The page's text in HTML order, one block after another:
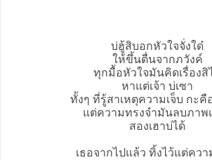
บ่ฮู้สิบอกหัวใจจั่งใด๋
ให้ขึ้นตื่นจากภวังค์
ทุกมื้อหัวใจมันคิดเรื่องสิ
หาแต่เจ้า บ่เซา
ทั้งๆ ที่รู้สาเหตุความเจ็บ กะคื
แต่ความทรงจำมันลบภาพ
สองเฮาบ่ได้
เธอจากไปแล้ว ทิ้งไว้แต่ควา